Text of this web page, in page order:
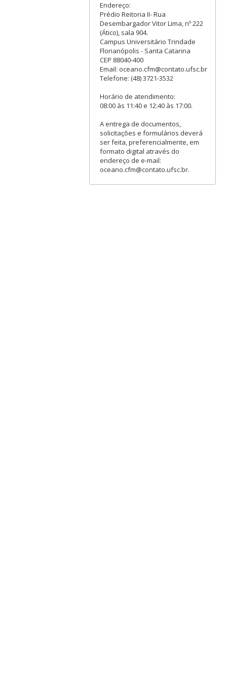
Endereço:
Prédio Reitoria II- Rua
Desembargador Vitor Lima, nº 222
(Ático), sala 904.
Campus Universitário Trindade
Florianópolis - Santa Catarina
CEP 88040-400
Email: oceano.cfm@contato.ufsc.br
Telefone: (48) 3721-3532
Horário de atendimento:
08:00 às 11:40 e 12:40 às 17:00.
A entrega de documentos,
solicitações e formulários deverá
ser feita, preferencialmente, em
formato digital através do
endereço de e-mail:
oceano.cfm@contato.ufsc.br.